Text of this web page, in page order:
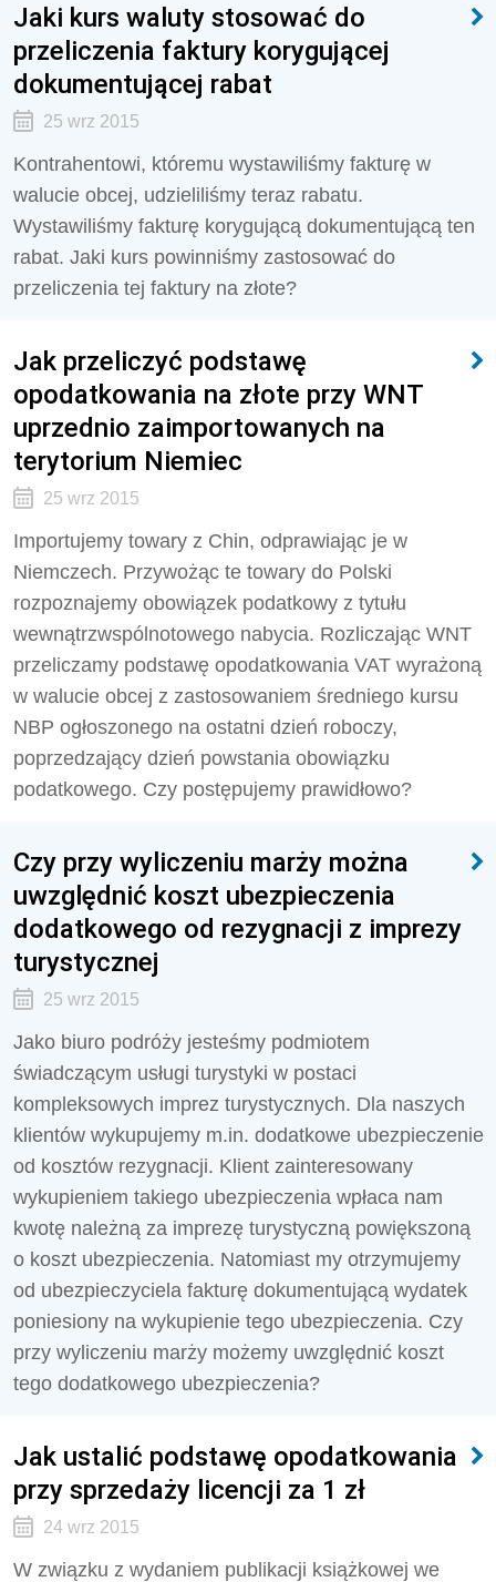
Jaki kurs waluty stosować do
przeliczenia faktury korygującej
dokumentującej rabat
25 wrz 2015
Kontrahentowi, któremu wystawiliśmy fakturę w
walucie obcej, udzieliliśmy teraz rabatu.
Wystawiliśmy fakturę korygującą dokumentującą ten
rabat. Jaki kurs powinniśmy zastosować do
przeliczenia tej faktury na złote?
Jak przeliczyć podstawę
opodatkowania na złote przy WNT
uprzednio zaimportowanych na
terytorium Niemiec
25 wrz 2015
Importujemy towary z Chin, odprawiając je w
Niemczech. Przywożąc te towary do Polski
rozpozna­jemy obowiązek podatkowy z tytułu
wewnątrzwspólnotowego nabycia. Rozliczając WNT
przeliczamy podstawę opodatkowania VAT wyrażoną
w walucie obcej z zastosowaniem średniego kursu
NBP ogło­szonego na ostatni dzień roboczy,
poprzedzający dzień powstania obowiązku
podatkowego. Czy po­stępujemy prawidłowo?
Czy przy wyliczeniu marży można
uwzględnić koszt ubezpieczenia
dodatkowego od rezygnacji z imprezy
turystycznej
25 wrz 2015
Jako biuro podróży jesteśmy podmiotem
świadczącym usługi turystyki w postaci
kompleksowych im­prez turystycznych. Dla naszych
klientów wykupujemy m.in. dodatkowe ubezpieczenie
od kosztów rezygnacji. Klient zainteresowany
wykupieniem takiego ubezpieczenia wpłaca nam
kwotę należną za imprezę turystyczną powiększoną
o koszt ubezpieczenia. Natomiast my otrzymujemy
od ubezpieczy­ciela fakturę dokumentującą wydatek
poniesiony na wykupienie tego ubezpieczenia. Czy
przy wyli­czeniu marży możemy uwzględnić koszt
tego dodatkowego ubezpieczenia?
Jak ustalić podstawę opodatkowania
przy sprzedaży licencji za 1 zł
24 wrz 2015
W związku z wydaniem publikacji książkowej we